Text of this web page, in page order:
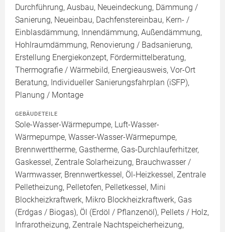
Durchführung, Ausbau, Neueindeckung, Dämmung /
Sanierung, Neueinbau, Dachfenstereinbau, Kern- /
Einblasdämmung, Innendämmung, Außendämmung,
Hohlraumdämmung, Renovierung / Badsanierung,
Erstellung Energiekonzept, Fördermittelberatung,
Thermografie / Wärmebild, Energieausweis, Vor-Ort
Beratung, Individueller Sanierungsfahrplan (iSFP),
Planung / Montage
GEBÄUDETEILE
Sole-Wasser-Wärmepumpe, Luft-Wasser-
Wärmepumpe, Wasser-Wasser-Wärmepumpe,
Brennwerttherme, Gastherme, Gas-Durchlauferhitzer,
Gaskessel, Zentrale Solarheizung, Brauchwasser /
Warmwasser, Brennwertkessel, Öl-Heizkessel, Zentrale
Pelletheizung, Pelletofen, Pelletkessel, Mini
Blockheizkraftwerk, Mikro Blockheizkraftwerk, Gas
(Erdgas / Biogas), Öl (Erdöl / Pflanzenöl), Pellets / Holz,
Infrarotheizung, Zentrale Nachtspeicherheizung,